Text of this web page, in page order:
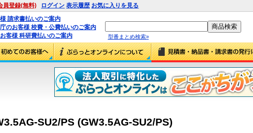
員登録(無料) ログイン 表示履歴 お気に入りを見る
請求書払いのご案内
のお客様 校費・公費払いのご案内
客様 科研費払いのご案内
型番まとめ検索»
SU2/PS (GW3.5AG-SU2/PS)